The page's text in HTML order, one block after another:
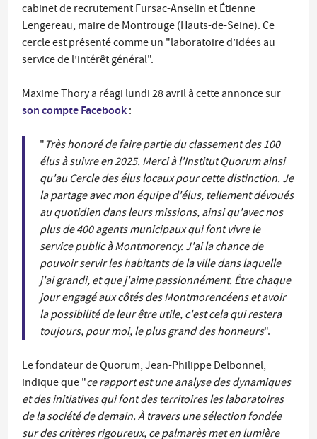
cabinet de recrutement Fursac-Anselin et Étienne
Lengereau, maire de Montrouge (Hauts-de-Seine). Ce
cercle est présenté comme un "laboratoire d’idées au
service de l’intérêt général".
Maxime Thory a réagi lundi 28 avril à cette annonce sur
son compte Facebook :
" Très honoré de faire partie du classement des 100
élus à suivre en 2025. Merci à l'Institut Quorum ainsi
qu'au Cercle des élus locaux pour cette distinction. Je
la partage avec mon équipe d'élus, tellement dévoués
au quotidien dans leurs missions, ainsi qu'avec nos
plus de 400 agents municipaux qui font vivre le
service public à Montmorency. J'ai la chance de
pouvoir servir les habitants de la ville dans laquelle
j'ai grandi, et que j'aime passionnément. Être chaque
jour engagé aux côtés des Montmorencéens et avoir
la possibilité de leur être utile, c'est cela qui restera
toujours, pour moi, le plus grand des honneurs".
Le fondateur de Quorum, Jean-Philippe Delbonnel,
indique que "ce rapport est une analyse des dynamiques
et des initiatives qui font des territoires les laboratoires
de la société de demain. À travers une sélection fondée
sur des critères rigoureux, ce palmarès met en lumière